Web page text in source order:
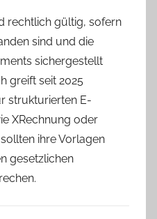
rechtlich gültig, sofern
sind und die
sichergestellt
greift seit 2025
strukturierten E-
XRechnung oder
ihre Vorlagen
gesetzlichen